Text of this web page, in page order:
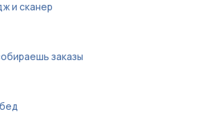
и сканер
заказы